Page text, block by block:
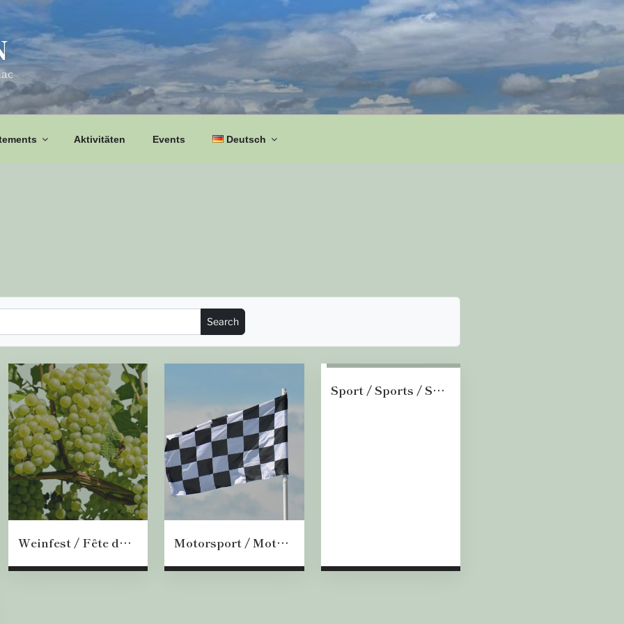
Aktivitäten Events Deutsch
Weinfest / Fête du vin / Wine festival Motorsport / Motorsport / Sport automobile
Sport / Sports / Sport